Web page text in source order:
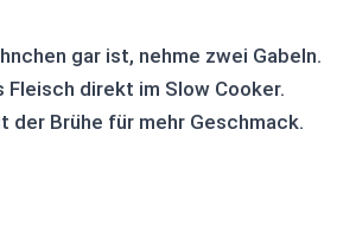
gar ist, nehme zwei Gabeln.
Fleisch direkt im Slow Cooker.
der Brühe für mehr Geschmack.